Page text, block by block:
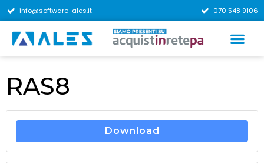
info@software-ales.it 070 548 9106
RAS8
Download